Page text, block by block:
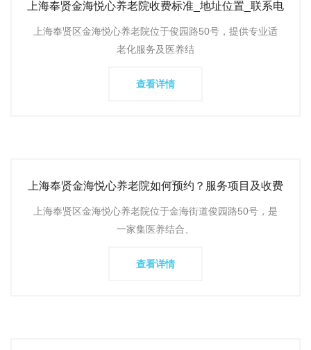
上海奉贤金海悦心养老院收费标准_地址位置_联系电
上海奉贤区金海悦心养老院位于俊园路50号，提供专业适
老化服务及医养结
查看详情
上海奉贤金海悦心养老院如何预约？服务项目及收费
上海奉贤区金海悦心养老院位于金海街道俊园路50号，是
一家集医养结合、
查看详情